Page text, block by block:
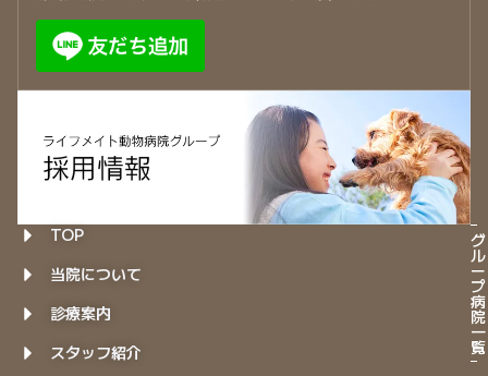
TOP
当院について
診療案内
スタッフ紹介
グ
ル
ー
プ
病
院
一
覧